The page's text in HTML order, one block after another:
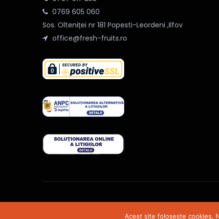
0769 605 060
Sos. Olteniței nr 181 Popesti-Leordeni ,Ilfov
office@fresh-fruits.ro
Acest site foloseste cookies.